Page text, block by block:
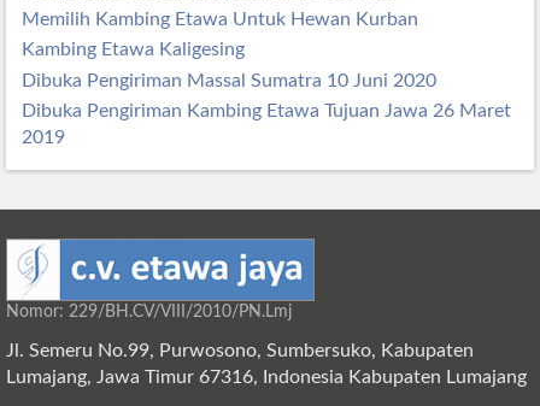
Memilih Kambing Etawa Untuk Hewan Kurban
Kambing Etawa Kaligesing
Dibuka Pengiriman Massal Sumatra 10 Juni 2020
Dibuka Pengiriman Kambing Etawa Tujuan Jawa 26 Maret
2019
Nomor: 229/BH.CV/VIII/2010/PN.Lmj
Jl. Semeru No.99, Purwosono, Sumbersuko, Kabupaten
Lumajang, Jawa Timur 67316, Indonesia Kabupaten Lumajang